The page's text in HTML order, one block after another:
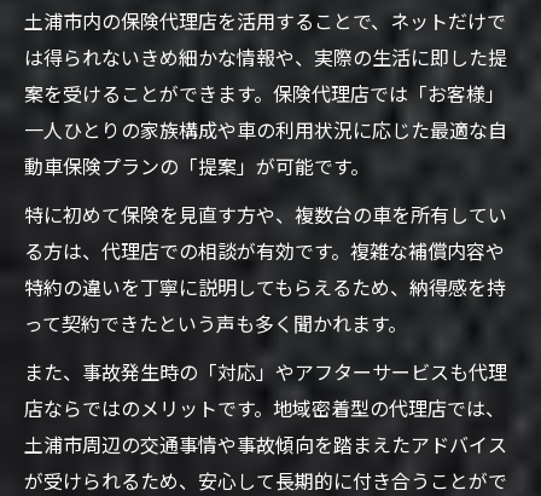
土浦市内の保険代理店を活用することで、ネットだけで
は得られないきめ細かな情報や、実際の生活に即した提
案を受けることができます。保険代理店では「お客様」
一人ひとりの家族構成や車の利用状況に応じた最適な自
動車保険プランの「提案」が可能です。
特に初めて保険を見直す方や、複数台の車を所有してい
る方は、代理店での相談が有効です。複雑な補償内容や
特約の違いを丁寧に説明してもらえるため、納得感を持
って契約できたという声も多く聞かれます。
また、事故発生時の「対応」やアフターサービスも代理
店ならではのメリットです。地域密着型の代理店では、
土浦市周辺の交通事情や事故傾向を踏まえたアドバイス
が受けられるため、安心して長期的に付き合うことがで